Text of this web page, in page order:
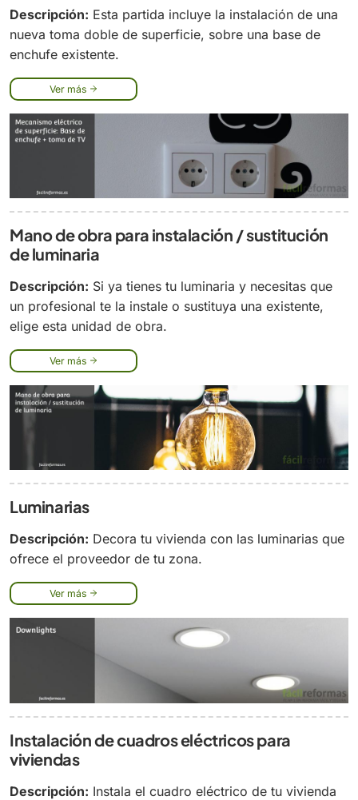
Descripción: Esta partida incluye la instalación de una
nueva toma doble de superficie, sobre una base de
enchufe existente.
Ver más
Mano de obra para instalación / sustitución
de luminaria
Descripción: Si ya tienes tu luminaria y necesitas que
un profesional te la instale o sustituya una existente,
elige esta unidad de obra.
Ver más
Luminarias
Descripción: Decora tu vivienda con las luminarias que
ofrece el proveedor de tu zona.
Ver más
Instalación de cuadros eléctricos para
viviendas
Descripción: Instala el cuadro eléctrico de tu vivienda